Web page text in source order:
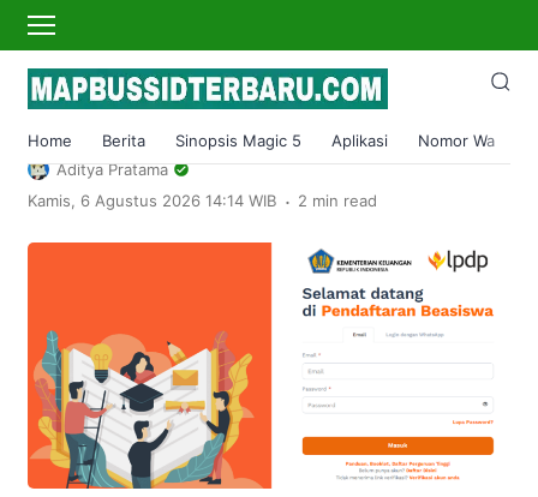
Home Berita Sinopsis Magic 5 Aplikasi Nomor Wa
Home›Pendidikan
Beasiswa LPDP 2024 Tahap 1 Dibuka, Ini
Link Pendaftaran hingga Syaratnya
Aditya Pratama
Kamis, 6 Agustus 2026 14:14 WIB . 2 min read